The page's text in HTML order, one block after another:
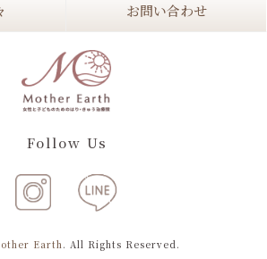
お問い合わせ
Follow Us
Earth. All Rights Reserved.